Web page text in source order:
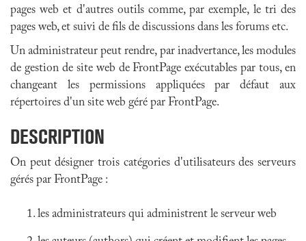
pages web et d'autres outils comme, par exemple, le tri des
pages web, et suivi de fils de discussions dans les forums etc.
Un administrateur peut rendre, par inadvertance, les modules
de gestion de site web de FrontPage exécutables par tous, en
changeant les permissions appliquées par défaut aux
répertoires d'un site web géré par FrontPage.
DESCRIPTION
On peut désigner trois catégories d'utilisateurs des serveurs
gérés par FrontPage :
les administrateurs qui administrent le serveur web